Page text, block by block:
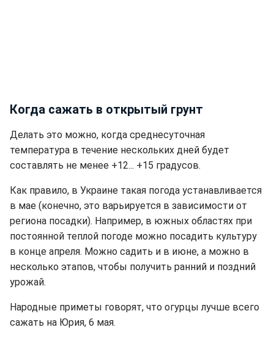
Когда сажать в открытый грунт
Делать это можно, когда среднесуточная
температура в течение нескольких дней будет
составлять не менее +12... +15 градусов.
Как правило, в Украине такая погода устанавливается
в мае (конечно, это варьируется в зависимости от
региона посадки). Например, в южных областях при
постоянной теплой погоде можно посадить культуру
в конце апреля. Можно садить и в июне, а можно в
несколько этапов, чтобы получить ранний и поздний
урожай.
Народные приметы говорят, что огурцы лучше всего
сажать на Юрия, 6 мая.